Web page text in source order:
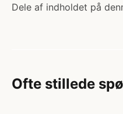
Dele af indholdet på
Ofte stillede